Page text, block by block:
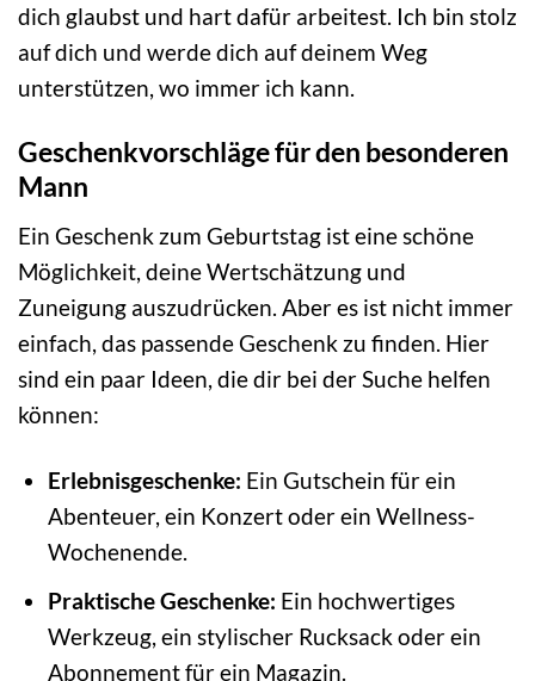
dich glaubst und hart dafür arbeitest. Ich bin stolz
auf dich und werde dich auf deinem Weg
unterstützen, wo immer ich kann.
Geschenkvorschläge für den besonderen
Mann
Ein Geschenk zum Geburtstag ist eine schöne
Möglichkeit, deine Wertschätzung und
Zuneigung auszudrücken. Aber es ist nicht immer
einfach, das passende Geschenk zu finden. Hier
sind ein paar Ideen, die dir bei der Suche helfen
können:
Erlebnisgeschenke: Ein Gutschein für ein
Abenteuer, ein Konzert oder ein Wellness-
Wochenende.
Praktische Geschenke: Ein hochwertiges
Werkzeug, ein stylischer Rucksack oder ein
Abonnement für ein Magazin.